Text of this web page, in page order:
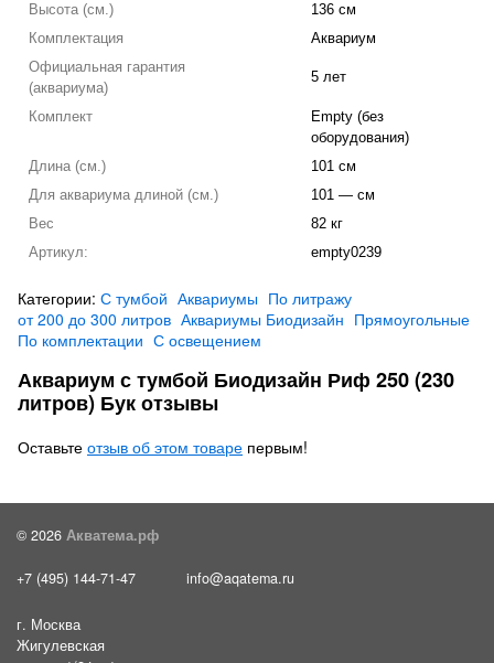
Высота (см.)
136 см
Комплектация
Аквариум
Официальная гарантия
(аквариума)
5 лет
Комплект
Empty (без
оборудования)
Длина (см.)
101 см
Для аквариума длиной (см.)
101 — см
Вес
82 кг
Артикул:
empty0239
Категории: С тумбой Аквариумы По литражу
от 200 до 300 литров Аквариумы Биодизайн Прямоугольные
По комплектации С освещением
Аквариум с тумбой Биодизайн Риф 250 (230
литров) Бук отзывы
Оставьте отзыв об этом товаре первым!
© 2026 Акватема.рф
+7 (495) 144-71-47 info@aqatema.ru
г. Москва
Жигулевская